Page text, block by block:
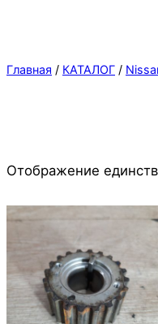
Главная / КАТАЛОГ /
Отображение